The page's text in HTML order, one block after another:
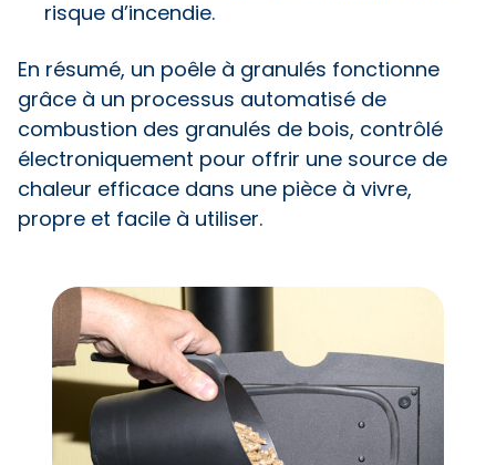
risque d’incendie.
En résumé, un poêle à granulés fonctionne
grâce à un processus automatisé de
combustion des granulés de bois, contrôlé
électroniquement pour offrir une source de
chaleur efficace dans une pièce à vivre,
propre et facile à utiliser.